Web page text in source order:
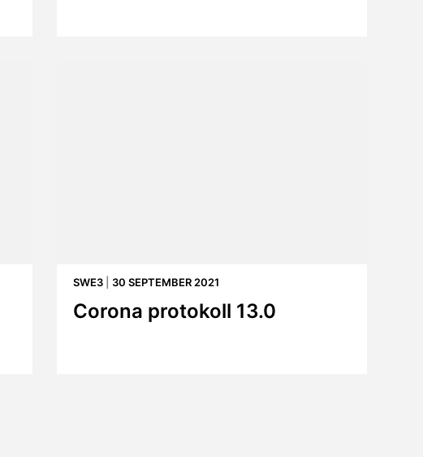
SWE3 30 SEPTEMBER 2021
Corona protokoll 13.0